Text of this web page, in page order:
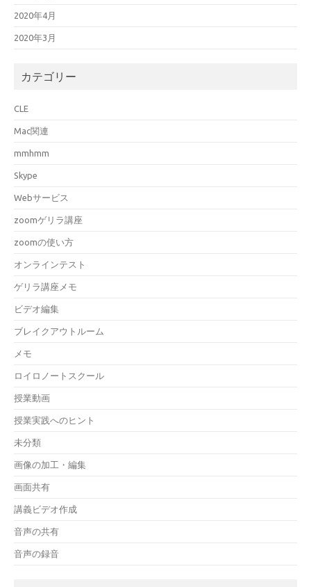
2020年4月
2020年3月
カテゴリー
CLE
Mac関連
mmhmm
Skype
Webサービス
zoomゲリラ講座
zoomの使い方
オンラインテスト
ゲリラ講座メモ
ビデオ編集
ブレイクアウトルーム
メモ
ロイロノートスクール
授業動画
授業実践へのヒント
未分類
画像の加工・編集
画面共有
講義ビデオ作成
音声の共有
音声の録音